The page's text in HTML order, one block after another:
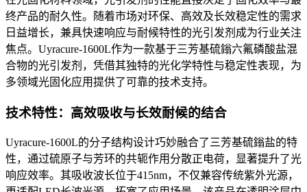
终产品的耐久性。随着市场对环保、高效及长效稳定性的需求
日益增长，兼具快速响应与耐候特性的光引发剂成为行业关注
焦点。 Uyracure-1600L作为一款基于三芳基硫鎓六氟磷酸盐混
合物的光引发剂，凭借其独特的光化学特性与稳定性表现，为
多领域光固化应用提供了可靠的技术支持。
技术特性：高效吸收与长效耐候的结合
Uyracure-1600L的分子结构设计巧妙融合了三芳基硫鎓盐的特
性，通过硫原子与芳环的共轭作用分散正电荷，显著提升了光
响应效率。其吸收波长位于415nm，不仅兼容传统紫外光源，